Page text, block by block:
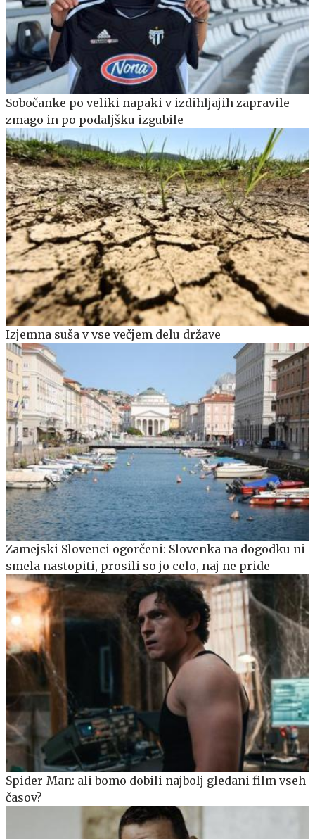
Sobočanke po veliki napaki v izdihljajih zapravile
zmago in po podaljšku izgubile
Izjemna suša v vse večjem delu države
Zamejski Slovenci ogorčeni: Slovenka na dogodku ni
smela nastopiti, prosili so jo celo, naj ne pride
Spider-Man: ali bomo dobili najbolj gledani film vseh
časov?